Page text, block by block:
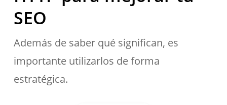
SEO
Además de saber qué significan, es
importante utilizarlos de forma
estratégica.